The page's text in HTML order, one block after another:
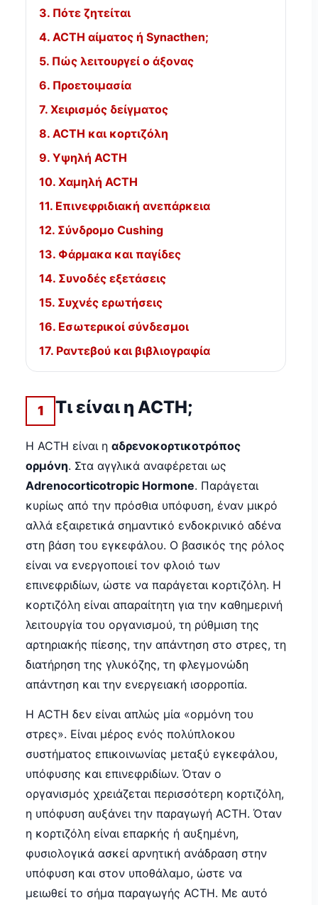
3. Πότε ζητείται
4. ACTH αίματος ή Synacthen;
5. Πώς λειτουργεί ο άξονας
6. Προετοιμασία
7. Χειρισμός δείγματος
8. ACTH και κορτιζόλη
9. Υψηλή ACTH
10. Χαμηλή ACTH
11. Επινεφριδιακή ανεπάρκεια
12. Σύνδρομο Cushing
13. Φάρμακα και παγίδες
14. Συνοδές εξετάσεις
15. Συχνές ερωτήσεις
16. Εσωτερικοί σύνδεσμοι
17. Ραντεβού και βιβλιογραφία
1 Τι είναι η ACTH;
Η ACTH είναι η αδρενοκορτικοτρόπος
ορμόνη. Στα αγγλικά αναφέρεται ως
Adrenocorticotropic Hormone. Παράγεται
κυρίως από την πρόσθια υπόφυση, έναν μικρό
αλλά εξαιρετικά σημαντικό ενδοκρινικό αδένα
στη βάση του εγκεφάλου. Ο βασικός της ρόλος
είναι να ενεργοποιεί τον φλοιό των
επινεφριδίων, ώστε να παράγεται κορτιζόλη. Η
κορτιζόλη είναι απαραίτητη για την καθημερινή
λειτουργία του οργανισμού, τη ρύθμιση της
αρτηριακής πίεσης, την απάντηση στο στρες, τη
διατήρηση της γλυκόζης, τη φλεγμονώδη
απάντηση και την ενεργειακή ισορροπία.
Η ACTH δεν είναι απλώς μία «ορμόνη του
στρες». Είναι μέρος ενός πολύπλοκου
συστήματος επικοινωνίας μεταξύ εγκεφάλου,
υπόφυσης και επινεφριδίων. Όταν ο
οργανισμός χρειάζεται περισσότερη κορτιζόλη,
η υπόφυση αυξάνει την παραγωγή ACTH. Όταν
η κορτιζόλη είναι επαρκής ή αυξημένη,
φυσιολογικά ασκεί αρνητική ανάδραση στην
υπόφυση και στον υποθάλαμο, ώστε να
μειωθεί το σήμα παραγωγής ACTH. Με αυτό